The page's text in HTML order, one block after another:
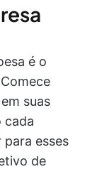
é o
suas
cada
esses
de